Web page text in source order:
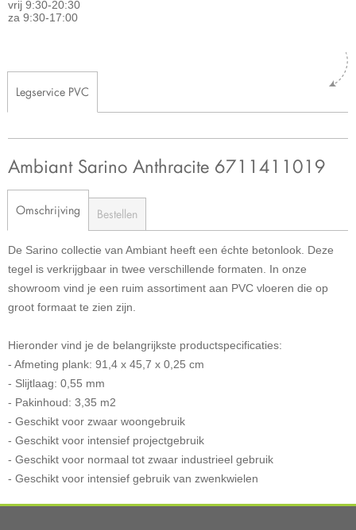
vrij 9:30-20:30
za 9:30-17:00
Legservice PVC
Ambiant Sarino Anthracite 6711411019
Omschrijving Bestellen
De Sarino collectie van Ambiant heeft een échte betonlook. Deze
tegel is verkrijgbaar in twee verschillende formaten. In onze
showroom vind je een ruim assortiment aan PVC vloeren die op
groot formaat te zien zijn.
Hieronder vind je de belangrijkste productspecificaties:
- Afmeting plank: 91,4 x 45,7 x 0,25 cm
- Slijtlaag: 0,55 mm
- Pakinhoud: 3,35 m2
- Geschikt voor zwaar woongebruik
- Geschikt voor intensief projectgebruik
- Geschikt voor normaal tot zwaar industrieel gebruik
- Geschikt voor intensief gebruik van zwenkwielen